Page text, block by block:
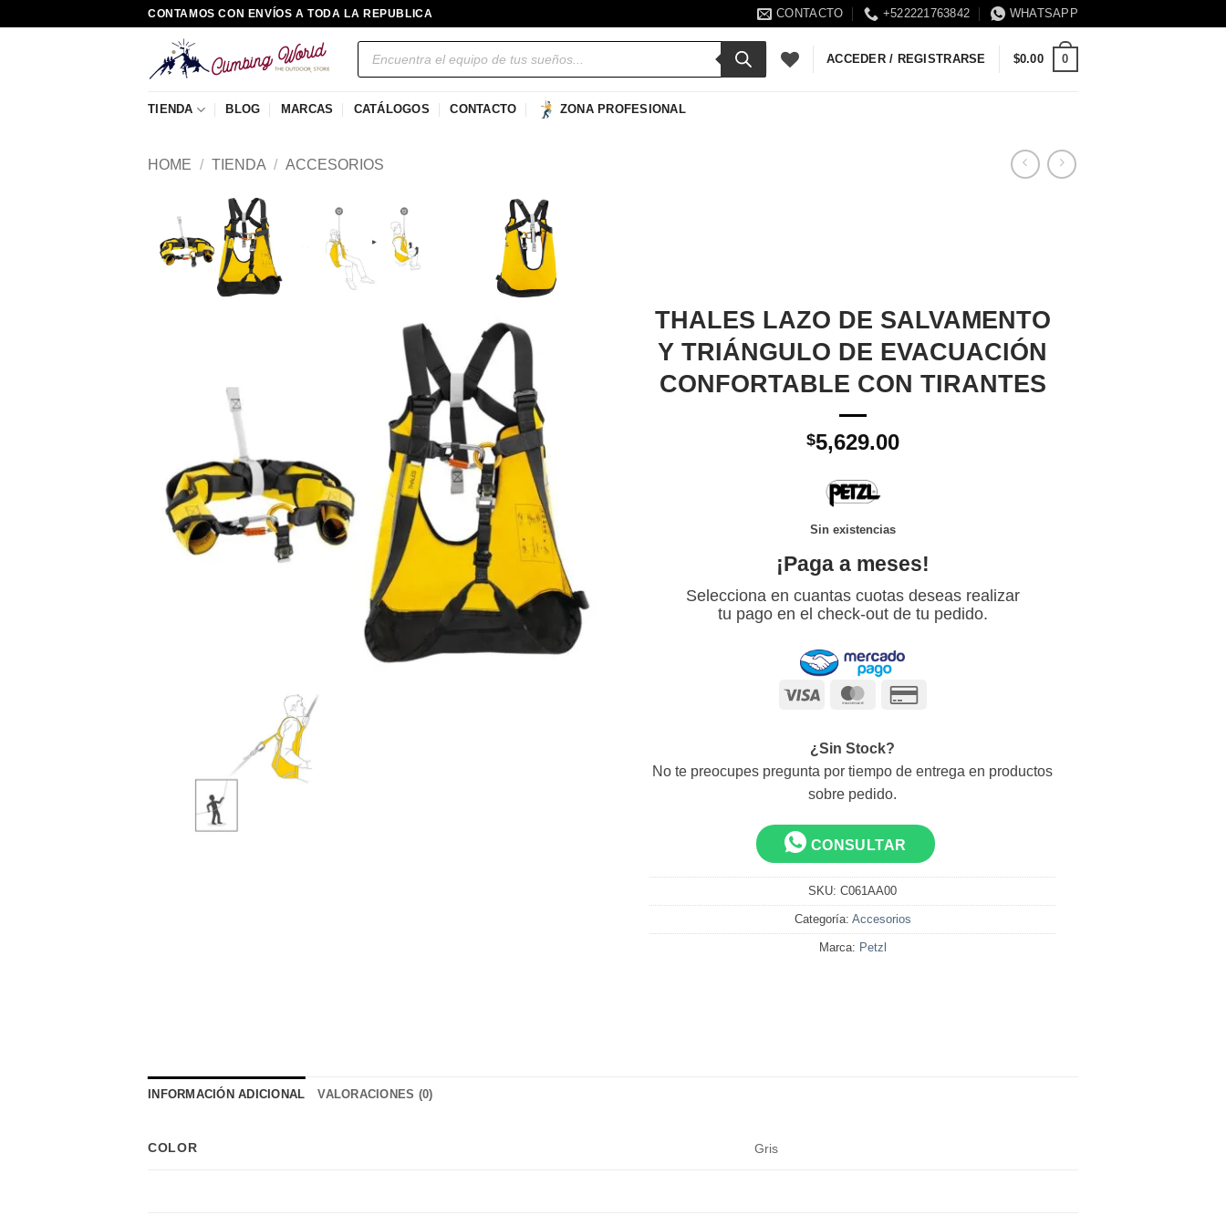
CONTAMOS CON ENVÍOS A TODA LA REPUBLICA CONTACTO +522221763842 WHATSAPP
Búsqueda
ACCEDER / REGISTRARSE $0.00 0
TIENDA BLOG MARCAS CATÁLOGOS CONTACTO ZONA PROFESIONAL
HOME / TIENDA / ACCESORIOS
Añadir
a la
lista de
THALES LAZO DE SALVAMENTO
Y TRIÁNGULO DE EVACUACIÓN
CONFORTABLE CON TIRANTES
$5,629.00
Sin existencias
¡Paga a meses!
Selecciona en cuantas cuotas deseas realizar
tu pago en el check-out de tu pedido.
Visa MasterCard
¿Sin Stock?
No te preocupes pregunta por tiempo de entrega en productos
sobre pedido.
CONSULTAR
SKU: C061AA00
Categoría: Accesorios
Marca: Petzl
INFORMACIÓN ADICIONAL VALORACIONES (0)
COLOR Gris